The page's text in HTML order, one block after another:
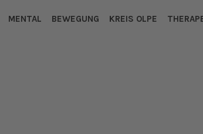
MENTAL BEWEGUNG KREIS OLPE